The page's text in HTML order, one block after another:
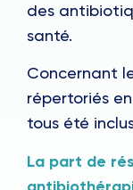
des
santé.
Concernant
répertoriés
tous été
La part de